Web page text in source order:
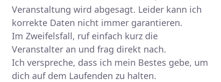
Veranstaltung wird abgesagt. Leider kann ich
korrekte Daten nicht immer garantieren.
Im Zweifelsfall, ruf einfach kurz die
Veranstalter an und frag direkt nach.
Ich verspreche, dass ich mein Bestes gebe, um
dich auf dem Laufenden zu halten.